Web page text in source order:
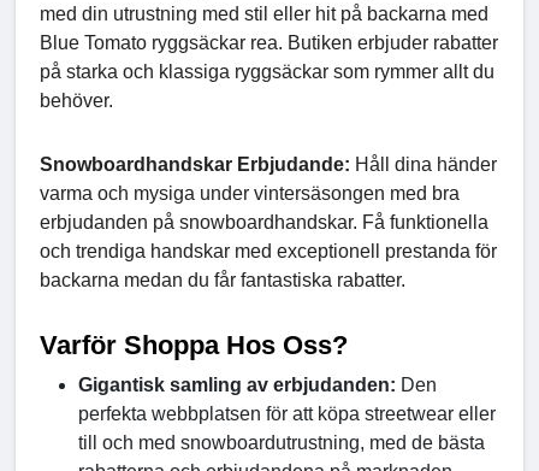
med din utrustning med stil eller hit på backarna med
Blue Tomato ryggsäckar rea. Butiken erbjuder rabatter
på starka och klassiga ryggsäckar som rymmer allt du
behöver.
Snowboardhandskar Erbjudande: Håll dina händer
varma och mysiga under vintersäsongen med bra
erbjudanden på snowboardhandskar. Få funktionella
och trendiga handskar med exceptionell prestanda för
backarna medan du får fantastiska rabatter.
Varför Shoppa Hos Oss?
Gigantisk samling av erbjudanden: Den
perfekta webbplatsen för att köpa streetwear eller
till och med snowboardutrustning, med de bästa